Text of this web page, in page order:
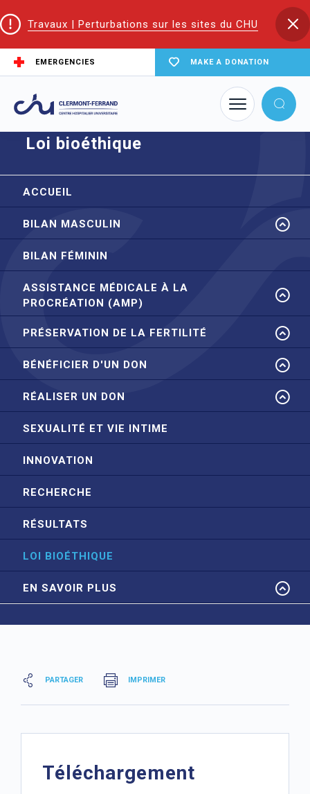
Travaux | Perturbations sur les sites du CHU
EMERGENCIES MAKE A DONATION
Home
Loi bioéthique
ACCUEIL
BILAN MASCULIN
BILAN FÉMININ
ASSISTANCE MÉDICALE À LA
PROCRÉATION (AMP)
PRÉSERVATION DE LA FERTILITÉ
BÉNÉFICIER D'UN DON
RÉALISER UN DON
SEXUALITÉ ET VIE INTIME
INNOVATION
RECHERCHE
RÉSULTATS
LOI BIOÉTHIQUE
EN SAVOIR PLUS
PARTAGER IMPRIMER
Téléchargement